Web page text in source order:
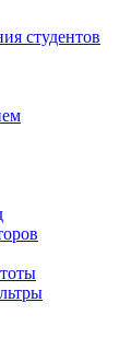
студентов